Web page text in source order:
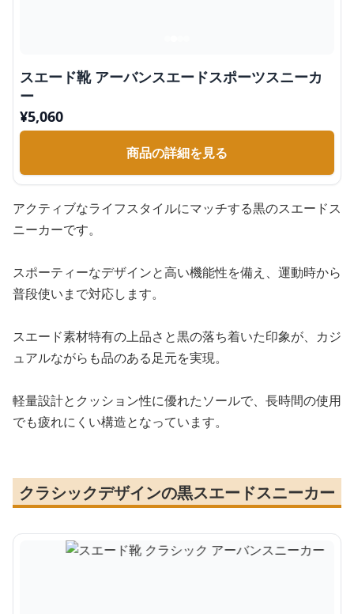
スエード靴 アーバンスエードスポーツスニーカ
ー
¥5,060
商品の詳細を見る
アクティブなライフスタイルにマッチする黒のスエードス
ニーカーです。
スポーティーなデザインと高い機能性を備え、運動時から
普段使いまで対応します。
スエード素材特有の上品さと黒の落ち着いた印象が、カジ
ュアルながらも品のある足元を実現。
軽量設計とクッション性に優れたソールで、長時間の使用
でも疲れにくい構造となっています。
クラシックデザインの黒スエードスニーカー